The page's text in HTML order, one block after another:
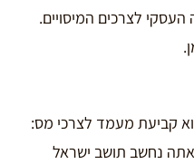
לצרכים המיסויים.
קביעת מעמד לצרכי מס:
נחשב תושב ישראל